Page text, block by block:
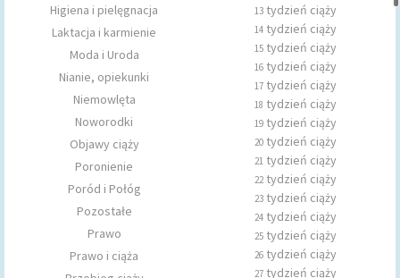
Higiena i pielęgnacja
Laktacja i karmienie
Moda i Uroda
Nianie, opiekunki
Niemowlęta
Noworodki
Objawy ciąży
Poronienie
Poród i Połóg
Pozostałe
Prawo
Prawo i ciąża
13 tydzień ciąży
14 tydzień ciąży
15 tydzień ciąży
16 tydzień ciąży
17 tydzień ciąży
18 tydzień ciąży
19 tydzień ciąży
20 tydzień ciąży
21 tydzień ciąży
22tydzień ciąży
23 tydzień ciąży
24 tydzień ciąży
25 tydzień ciąży
26 tydzień ciąży
27 tydzień ciąży